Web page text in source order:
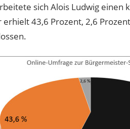
sich Alois Ludwig einen
43,6 Prozent, 2,6